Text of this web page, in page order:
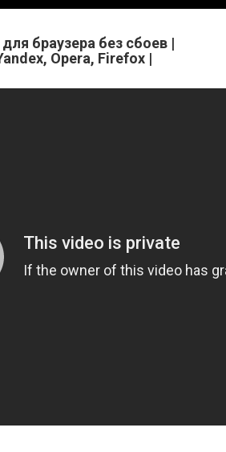
браузера без сбоев |
Opera, Firefox |